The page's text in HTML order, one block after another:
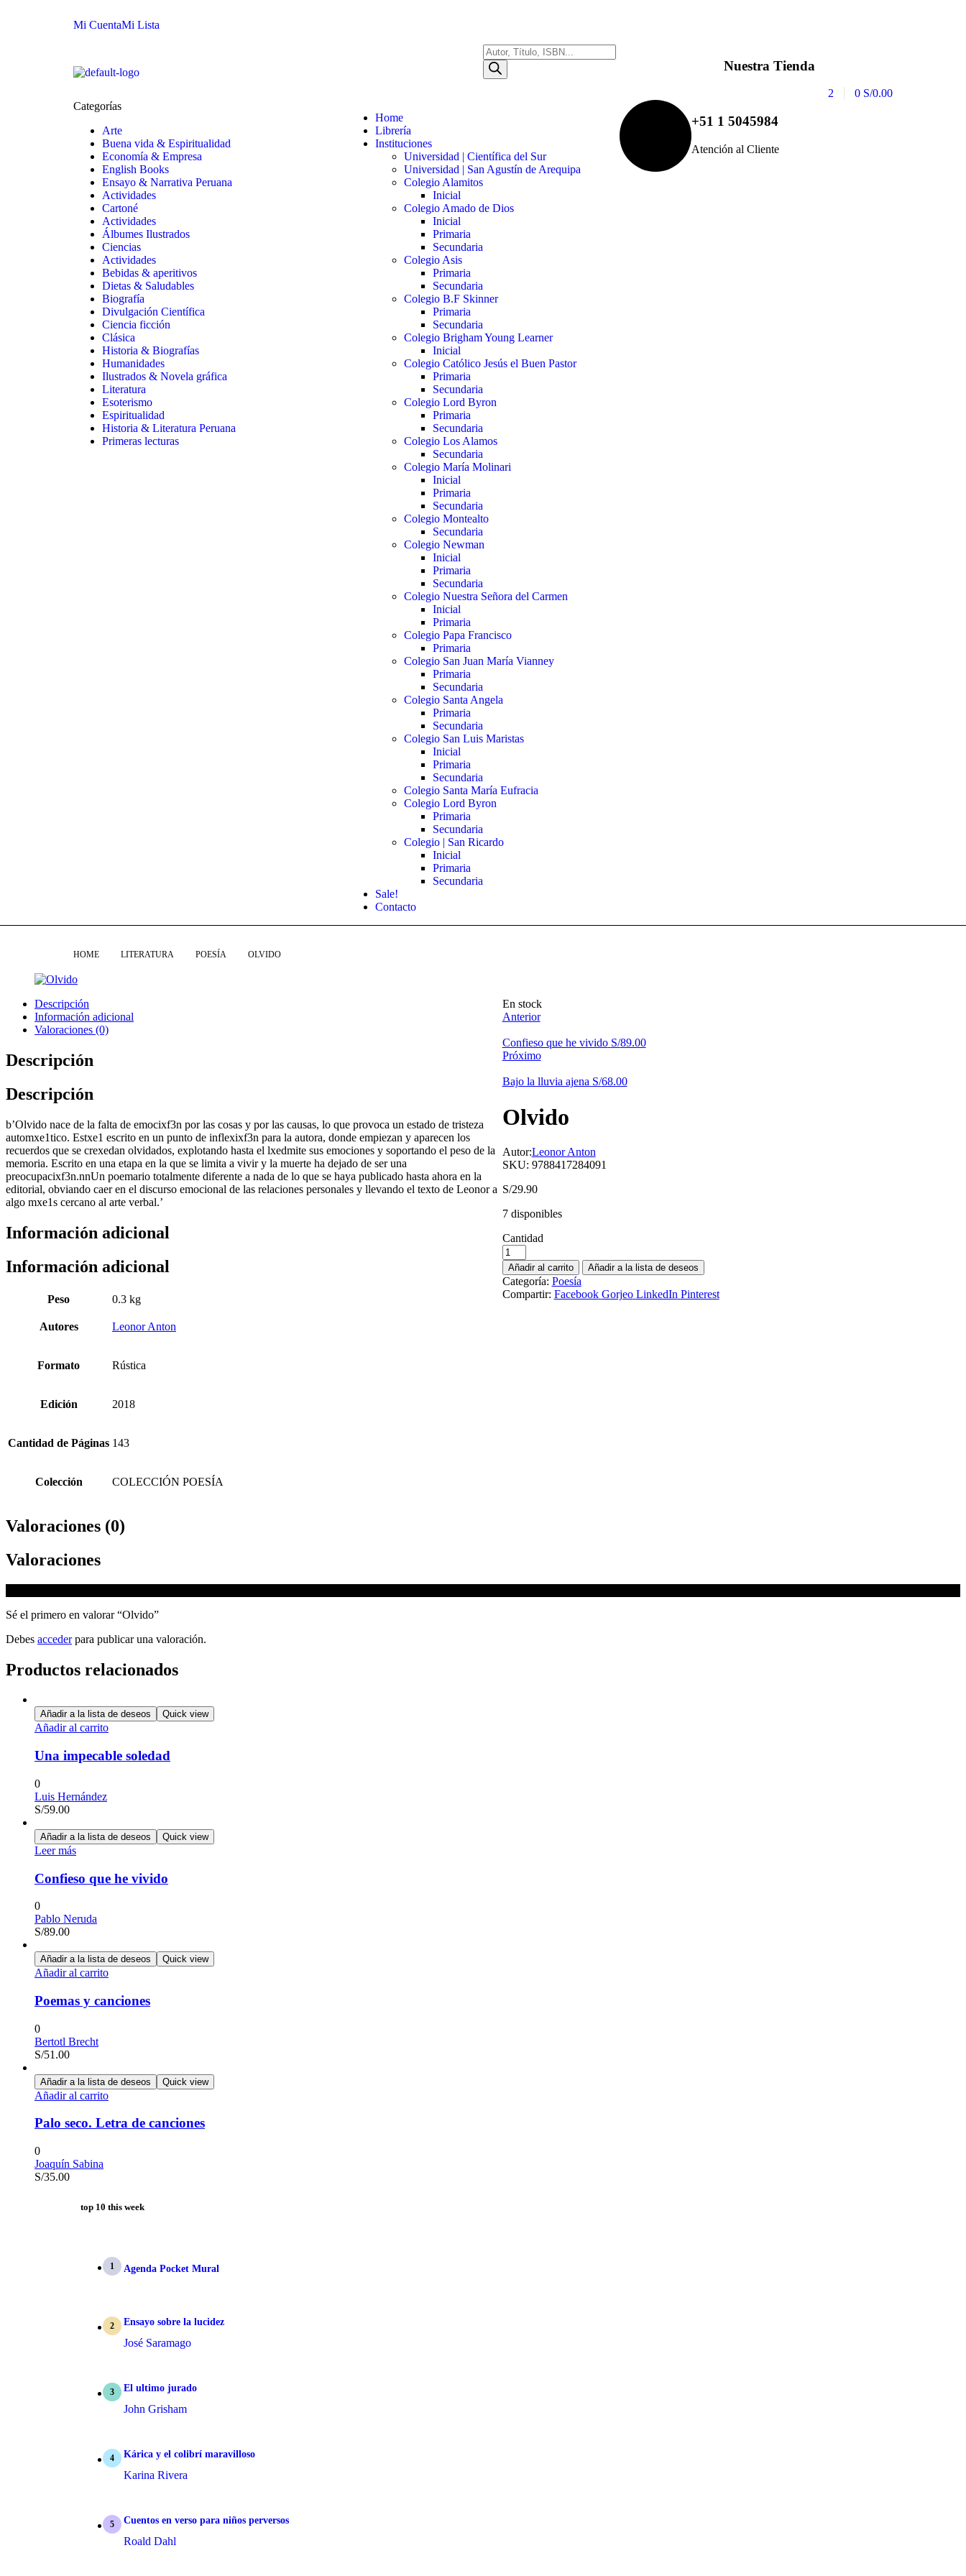
Mi CuentaMi Lista
Nuestra Tienda
2 0 S/0.00
Categorías
Arte
Buena vida & Espiritualidad
Economía & Empresa
English Books
Ensayo & Narrativa Peruana
Actividades
Cartoné
Actividades
Álbumes Ilustrados
Ciencias
Actividades
Bebidas & aperitivos
Dietas & Saludables
Biografía
Divulgación Científica
Ciencia ficción
Clásica
Historia & Biografías
Humanidades
Ilustrados & Novela gráfica
Literatura
Esoterismo
Espiritualidad
Historia & Literatura Peruana
Primeras lecturas
Home
Librería
Instituciones
Universidad | Científica del Sur
Universidad | San Agustín de Arequipa
Colegio Alamitos
Inicial
Colegio Amado de Dios
Inicial
Primaria
Secundaria
Colegio Asis
Primaria
Secundaria
Colegio B.F Skinner
Primaria
Secundaria
Colegio Brigham Young Learner
Inicial
Colegio Católico Jesús el Buen Pastor
Primaria
Secundaria
Colegio Lord Byron
Primaria
Secundaria
Colegio Los Alamos
Secundaria
Colegio María Molinari
Inicial
Primaria
Secundaria
Colegio Montealto
Secundaria
Colegio Newman
Inicial
Primaria
Secundaria
Colegio Nuestra Señora del Carmen
Inicial
Primaria
Colegio Papa Francisco
Primaria
Colegio San Juan María Vianney
Primaria
Secundaria
Colegio Santa Angela
Primaria
Secundaria
Colegio San Luis Maristas
Inicial
Primaria
Secundaria
Colegio Santa María Eufracia
Colegio Lord Byron
Primaria
Secundaria
Colegio | San Ricardo
Inicial
Primaria
Secundaria
Sale!
Contacto
+51 1 5045984
Atención al Cliente
HOME LITERATURA POESÍA OLVIDO
En stock
Anterior
Confieso que he vivido S/89.00
Próximo
Bajo la lluvia ajena S/68.00
Olvido
Autor:Leonor Anton
SKU: 9788417284091
S/29.90
7 disponibles
Cantidad
Añadir al carrito Añadir a la lista de deseos
Categoría: Poesía
Compartir: Facebook Gorjeo LinkedIn Pinterest
Descripción
Información adicional
Valoraciones (0)
Descripción
Descripción
b’Olvido nace de la falta de emocixf3n por las cosas y por las causas, lo que provoca un estado de tristeza
automxe1tico. Estxe1 escrito en un punto de inflexixf3n para la autora, donde empiezan y aparecen los
recuerdos que se crexedan olvidados, explotando hasta el lxedmite sus emociones y soportando el peso de la
memoria. Escrito en una etapa en la que se limita a vivir y la muerte ha dejado de ser una
preocupacixf3n.nnUn poemario totalmente diferente a nada de lo que se haya publicado hasta ahora en la
editorial, obviando caer en el discurso emocional de las relaciones personales y llevando el texto de Leonor a
algo mxe1s cercano al arte verbal.’
Información adicional
Información adicional
Peso 0.3 kg
Autores Leonor Anton
Formato Rústica
Edición 2018
Cantidad de Páginas 143
Colección COLECCIÓN POESÍA
Valoraciones (0)
Valoraciones
Sé el primero en valorar “Olvido”
Debes accederpara publicar una valoración.
Productos relacionados
Añadir a la lista de deseos Quick view
Añadir al carrito
Una impecable soledad
0
Luis Hernández
S/59.00
Añadir a la lista de deseos Quick view
Leer más
Confieso que he vivido
0
Pablo Neruda
S/89.00
Añadir a la lista de deseos Quick view
Añadir al carrito
Poemas y canciones
0
Bertotl Brecht
S/51.00
Añadir a la lista de deseos Quick view
Añadir al carrito
Palo seco. Letra de canciones
0
Joaquín Sabina
S/35.00
top 10 this week
Agenda Pocket Mural
Ensayo sobre la lucidez
José Saramago
El ultimo jurado
John Grisham
Kárica y el colibrí maravilloso
Karina Rivera
Cuentos en verso para niños perversos
Roald Dahl